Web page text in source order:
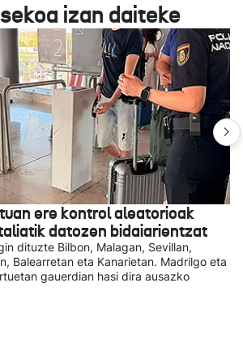
izan daiteke
ere kontrol aleatorioak
datozen bidaiarientzat
dituzte Bilbon, Malagan, Sevillan,
Balearretan eta Kanarietan. Madrilgo eta
gauerdian hasi dira ausazko